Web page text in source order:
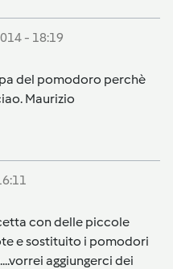
- 18:19
del pomodoro perchè
Maurizio
con delle piccole
e sostituito i pomodori
aggiungerci dei